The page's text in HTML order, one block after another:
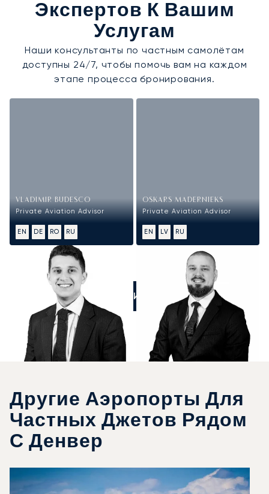
Экспертов К Вашим
Услугам
Наши консультанты по частным самолётам
доступны 24/7, чтобы помочь вам на каждом
этапе процесса бронирования.
VLADIMIR BUDESCO
Private Aviation Advisor
EN DE RO RU
OSKARS MADERNIEKS
Private Aviation Advisor
EN LV RU
ПОЗВОНИТЕ НАМ
Другие Аэропорты Для
Частных Джетов Рядом
С Денвер